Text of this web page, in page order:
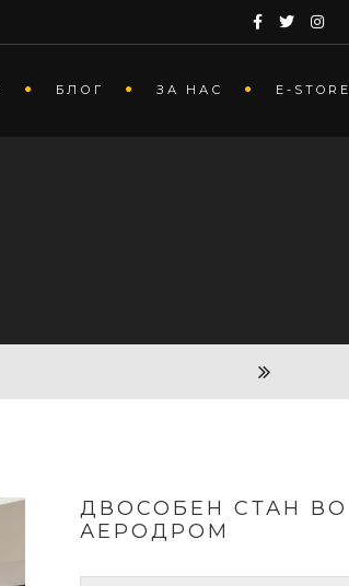
БЛОГ ЗА НАС Е-STORE
ДВОСОБЕН СТАН ВО
АЕРОДРОМ